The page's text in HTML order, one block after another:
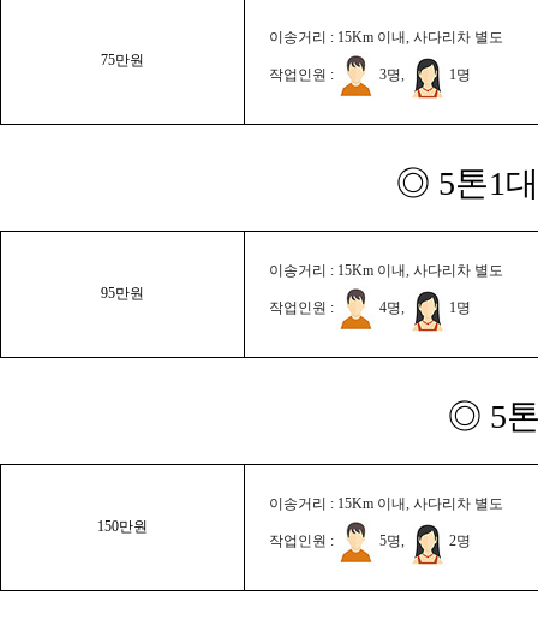
75만원
이송거리 : 15Km 이내, 사다리차 별도
작업인원 : 3명, 1명
◎ 5톤1
95만원
이송거리 : 15Km 이내, 사다리차 별도
작업인원 : 4명, 1명
◎ 5
150만원
이송거리 : 15Km 이내, 사다리차 별도
작업인원 : 5명, 2명